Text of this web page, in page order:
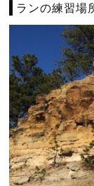
ランの練習場